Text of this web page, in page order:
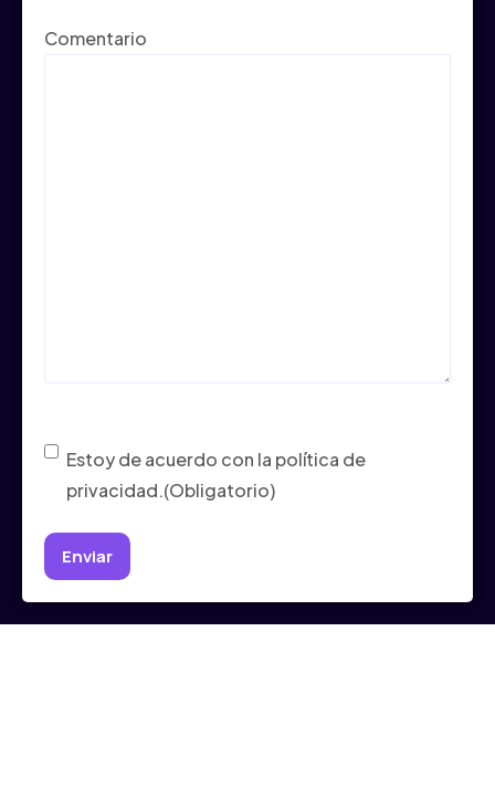
Comentario
Consentimiento (Obligatorio)
Estoy de acuerdo con la política de
privacidad.(Obligatorio)